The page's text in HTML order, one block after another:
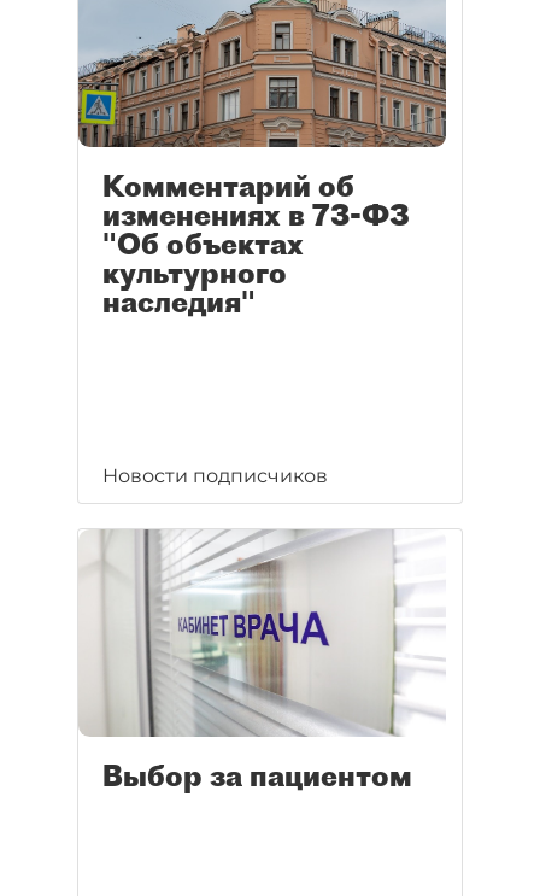
Комментарий об
изменениях в 73-ФЗ
"Об объектах
культурного
наследия"
Новости подписчиков
Выбор за пациентом